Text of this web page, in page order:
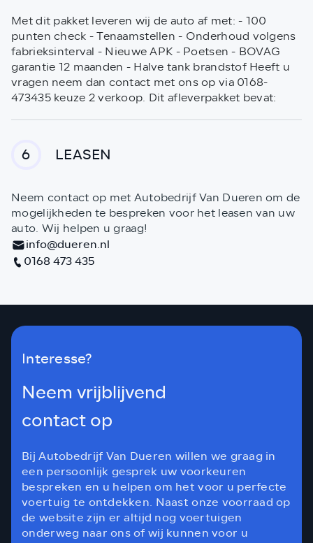
Met dit pakket leveren wij de auto af met: - 100
punten check - Tenaamstellen - Onderhoud volgens
fabrieksinterval - Nieuwe APK - Poetsen - BOVAG
garantie 12 maanden - Halve tank brandstof Heeft u
vragen neem dan contact met ons op via 0168-
473435 keuze 2 verkoop. Dit afleverpakket bevat:
6 LEASEN
Neem contact op met Autobedrijf Van Dueren om de
mogelijkheden te bespreken voor het leasen van uw
auto. Wij helpen u graag!
info@dueren.nl
0168 473 435
Interesse?
Neem vrijblijvend
contact op
Bij Autobedrijf Van Dueren willen we graag in
een persoonlijk gesprek uw voorkeuren
bespreken en u helpen om het voor u perfecte
voertuig te ontdekken. Naast onze voorraad op
de website zijn er altijd nog voertuigen
onderweg naar ons of wij kunnen voor u